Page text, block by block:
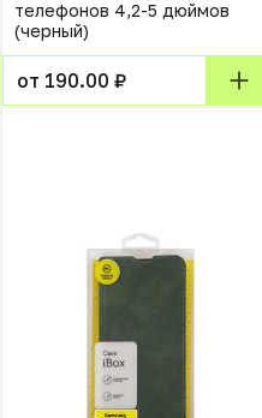
телефонов 4,2-5 дюймов
(черный)
от 190.00 ₽